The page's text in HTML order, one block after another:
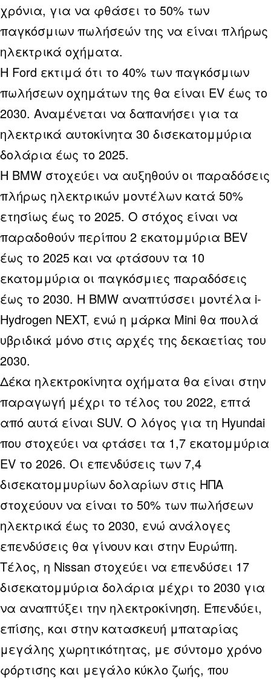
χρόνια, για να φθάσει το 50% των
παγκόσμιων πωλήσεών της να είναι πλήρως
ηλεκτρικά οχήματα.
Η Ford εκτιμά ότι το 40% των παγκόσμιων
πωλήσεων οχημάτων της θα είναι EV έως το
2030. Αναμένεται να δαπανήσει για τα
ηλεκτρικά αυτοκίνητα 30 δισεκατομμύρια
δολάρια έως το 2025.
Η BMW στοχεύει να αυξηθούν οι παραδόσεις
πλήρως ηλεκτρικών μοντέλων κατά 50%
ετησίως έως το 2025. Ο στόχος είναι να
παραδοθούν περίπου 2 εκατομμύρια BEV
έως το 2025 και να φτάσουν τα 10
εκατομμύρια οι παγκόσμιες παραδόσεις
έως το 2030. Η BMW αναπτύσσει μοντέλα i-
Hydrogen NEXT, ενώ η μάρκα Mini θα πουλά
υβριδικά μόνο στις αρχές της δεκαετίας του
2030.
Δέκα ηλεκτροκίνητα οχήματα θα είναι στην
παραγωγή μέχρι το τέλος του 2022, επτά
από αυτά είναι SUV. Ο λόγος για τη Hyundai
που στοχεύει να φτάσει τα 1,7 εκατομμύρια
EV το 2026. Οι επενδύσεις των 7,4
δισεκατομμυρίων δολαρίων στις ΗΠΑ
στοχεύουν να είναι το 50% των πωλήσεων
ηλεκτρικά έως το 2030, ενώ ανάλογες
επενδύσεις θα γίνουν και στην Ευρώπη.
Τέλος, η Nissan στοχεύει να επενδύσει 17
δισεκατομμύρια δολάρια μέχρι το 2030 για
να αναπτύξει την ηλεκτροκίνηση. Επενδύει,
επίσης, και στην κατασκευή μπαταρίας
μεγάλης χωρητικότητας, με σύντομο χρόνο
φόρτισης και μεγάλο κύκλο ζωής, που